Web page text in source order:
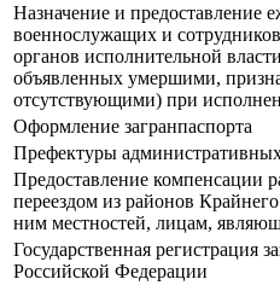
Назначение и предоставление
военнослужащих и
органов исполнительной
объявленных умершими,
отсутствующими) при
Оформление загранпаспорта
Префектуры
Предоставление компенсации
переездом из районов
ним местностей, лицам,
Государственная регистрация
Российской Федерации